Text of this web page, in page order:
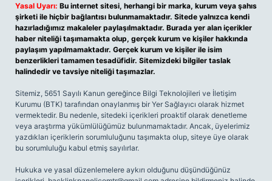
Yasal Uyarı: Bu internet sitesi, herhangi bir marka, kurum veya şahıs
şirketi ile hiçbir bağlantısı bulunmamaktadır. Sitede yalnızca kendi
hazırladığımız makaleler paylaşılmaktadır. Burada yer alan içerikler
haber niteliği taşımamakta olup, gerçek kurum ve kişiler hakkında
paylaşım yapılmamaktadır. Gerçek kurum ve kişiler ile isim
benzerlikleri tamamen tesadüfidir. Sitemizdeki bilgiler taslak
halindedir ve tavsiye niteliği taşımazlar.
Sitemiz, 5651 Sayılı Kanun gereğince Bilgi Teknolojileri ve İletişim
Kurumu (BTK) tarafından onaylanmış bir Yer Sağlayıcı olarak hizmet
vermektedir. Bu nedenle, sitedeki içerikleri proaktif olarak denetleme
veya araştırma yükümlülüğümüz bulunmamaktadır. Ancak, üyelerimiz
yazdıkları içeriklerin sorumluluğunu taşımakta olup, siteye üye olarak
bu sorumluluğu kabul etmiş sayılırlar.
Hukuka ve yasal düzenlemelere aykırı olduğunu düşündüğünüz